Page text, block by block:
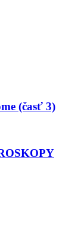
(časť 3)